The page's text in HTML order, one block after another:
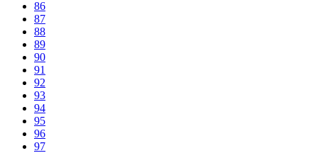
86
87
88
89
90
91
92
93
94
95
96
97